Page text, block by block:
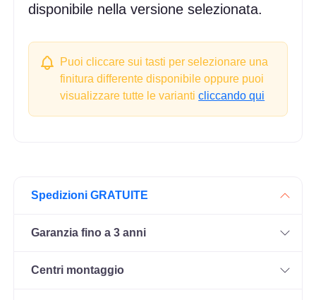
disponibile nella versione selezionata.
Puoi cliccare sui tasti per selezionare una
finitura differente disponibile oppure puoi
visualizzare tutte le varianticliccando qui
Spedizioni GRATUITE
Garanzia fino a 3 anni
Centri montaggio